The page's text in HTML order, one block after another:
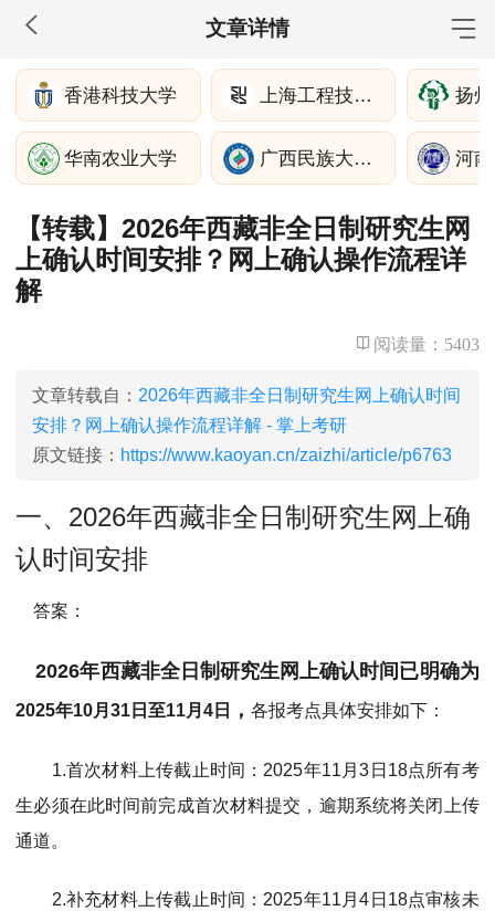
文章详情
MBA工商管理
院校库 考试报名 招生政策 学制学费
报名流程
考试真题
报考经验 招生简章
MEM工程管理
院校库 考试报名 招生政策 学制学费
报名流程
考试真题
院校库 考试报名 招生政策 学制学费
报名流程
考试真题
报考经验 招生简章
MPAcc会计专硕
院校库 考试报名
院校库 考试报名 招生政策 学制学费
报名流程
考试真题
报考经验 招生简章
香港科技大学 上海工程技术大学管理学院 扬
华南农业大学 广西民族大学管理学院 河
【转载】2026年西藏非全日制研究生网
上确认时间安排？网上确认操作流程详
解
阅读量： 5403
文章转载自： 2026年西藏非全日制研究生网上确认时间
安排？网上确认操作流程详解 - 掌上考研
原文链接： https://www.kaoyan.cn/zaizhi/article/p6763
一、2026年西藏非全日制研究生网上确
认时间安排
答案：
2026年西藏非全日制研究生网上确认时间已明确为
2025年10月31日至11月4日 ，各报考点具体安排如下：
1.首次材料上传截止时间 ：2025年11月3日18点所有考
生必须在此时间前完成首次材料提交，逾期系统将关闭上传
通道。
2.补充材料上传截止时间 ：2025年11月4日18点审核未